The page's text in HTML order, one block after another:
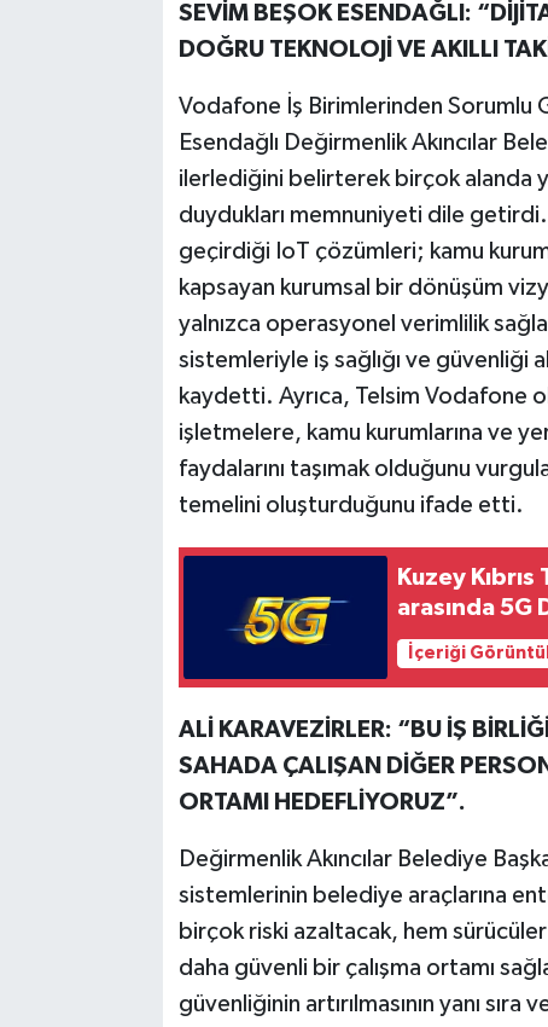
SEVİM BEŞOK ESENDAĞLI:
DOĞRU TEKNOLOJİ VE AKILLI
Vodafone İş Birimlerinden Sorumlu
Esendağlı Değirmenlik Akıncılar
ilerlediğini belirterek birçok alanda
duydukları memnuniyeti dile
geçirdiği IoT çözümleri; kamu
kapsayan kurumsal bir dönüşüm
yalnızca operasyonel verimlilik
sistemleriyle iş sağlığı ve güvenliği
kaydetti. Ayrıca, Telsim Vodafone
işletmelere, kamu kurumlarına ve
faydalarını taşımak olduğunu
temelini oluşturduğunu ifade etti.
Kuzey
arasında 5G
İçeriği
ALİ KARAVEZİRLER: “BU İŞ
SAHADA ÇALIŞAN DİĞER
ORTAMI HEDEFLİYORUZ”.
Değirmenlik Akıncılar Belediye
sistemlerinin belediye araçlarına
birçok riski azaltacak, hem
daha güvenli bir çalışma ortamı
güvenliğinin artırılmasının yanı